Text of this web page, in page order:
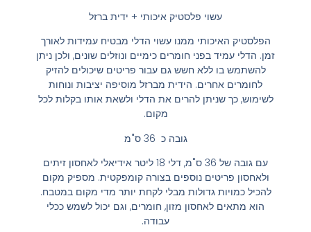
עשוי פלסטיק איכותי + ידית ברזל
הפלסטיק האיכותי ממנו עשוי הדלי מבטיח עמידות לאורך
זמן. הדלי עמיד בפני חומרים כימיים ונוזלים שונים, ולכן ניתן
להשתמש בו ללא חשש גם עבור פריטים שיכולים להזיק
לחומרים אחרים. הידית מברזל מוסיפה יציבות ונוחות
לשימוש, כך שניתן להרים את הדלי ולשאת אותו בקלות לכל
מקום.
גובה כ 36 ס"מ
עם גובה של 36 ס"מ, דלי 18 ליטר אידיאלי לאחסון זיתים
ולאחסון פריטים נוספים בצורה קומפקטית. מספיק מקום
להכיל כמויות גדולות מבלי לקחת יותר מדי מקום במטבח.
הוא מתאים לאחסון מזון, חומרים, וגם יכול לשמש ככלי
עבודה.